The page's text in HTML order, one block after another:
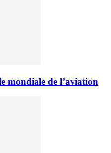
mondiale de l’aviation